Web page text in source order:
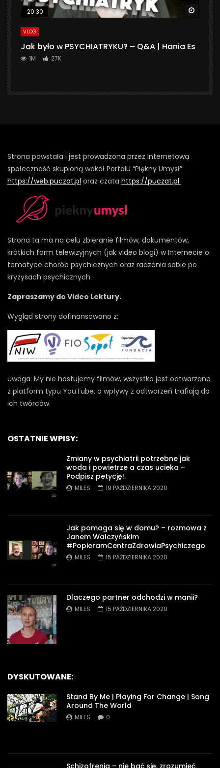
20:30
VLOG
Jak było w PSYCHIATRYKU? – Q&A | Hania Es
1M 27K
Strona powstała i jest prowadzona przez Internetową
społeczność skupioną wokół Portalu “Piękny Umysł”
https://web.puczat.pl oraz czata https://puczat.pl.
Strona ta ma na celu zbieranie filmów, dokumentów,
krótkich form telewizyjnych (jak video blogi) w Internecie o
tematyce chorób psychicznych oraz radzenia sobie po
kryzysach psychicznych.
Zapraszamy do Video Lektury.
Wygląd strony dofinansowano z:
uwaga: My nie hostujemy filmów, wszystko jest odtwarzane
z platform typu YouTube, a wpływy z odtworzeń trafiają do
ich twórców.
OSTATNIE WPISY:
Zmiany w psychiatrii potrzebne jak
woda i powietrze a czas ucieka –
Podpisz petycję!.
MILES 19 PAŹDZIERNIKA 2020
Jak pomaga się w domu? – rozmowa z
Janem Walczyńskim
#PopieramCentraZdrowiaPsychiczego
MILES 15 PAŹDZIERNIKA 2020
Dlaczego partner odchodzi w manii?
MILES 15 PAŹDZIERNIKA 2020
DYSKUTOWANE:
Stand By Me | Playing For Change | Song
Around The World
MILES 0
Schizofrenia – nie bać się, zrozumieć